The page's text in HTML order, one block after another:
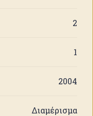
2
1
2004
Διαμέρισμα